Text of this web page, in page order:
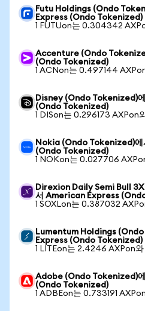
Futu Holdings (Ondo
Express (Ondo Tokenized)
1 FUTUon는 0.304342
Accenture (Ondo
(Ondo Tokenized)
1 ACNon는 0.497144
Disney (Ondo Tokenized)
(Ondo Tokenized)
1 DISon는 0.296173 AXPon
Nokia (Ondo Tokenized)
(Ondo Tokenized)
1 NOKon는 0.027706
Direxion Daily Semi Bull
서 American Express
1 SOXLon는 0.387032
Lumentum Holdings
Express (Ondo Tokenized)
1 LITEon는 2.4246 AXPon와
Adobe (Ondo Tokenized)
(Ondo Tokenized)
1 ADBEon는 0.733191